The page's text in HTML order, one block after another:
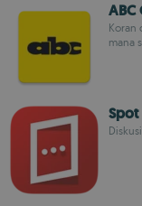
ABC
Koran
mana
Spot